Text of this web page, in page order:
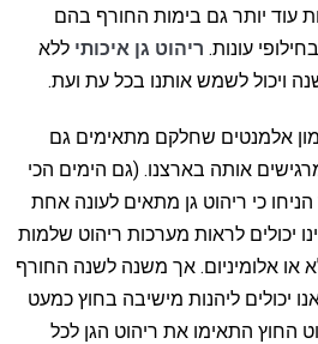
עוד יותר גם בימות החורף בהם
עונות. ריהוט גן איכותי ללא
ויכול לשמש אותנו בכל עת ועת.
אלמנטים שחלקם מתאימים גם
אותה בארצנו. (גם הימים הכי
כי ריהוט גן מתאים לעונה אחת
יכולים לראות מערכות ריהוט שלמות
או אלומיניום. אך משנה לשנה החורף
יכולים ליהנות מישיבה בחוץ כמעט
החוץ התאימו את ריהוט הגן לכל